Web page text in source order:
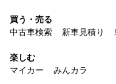
買う・売る
中古車検索
新車見積り
楽しむ
マイカー
みんカラ